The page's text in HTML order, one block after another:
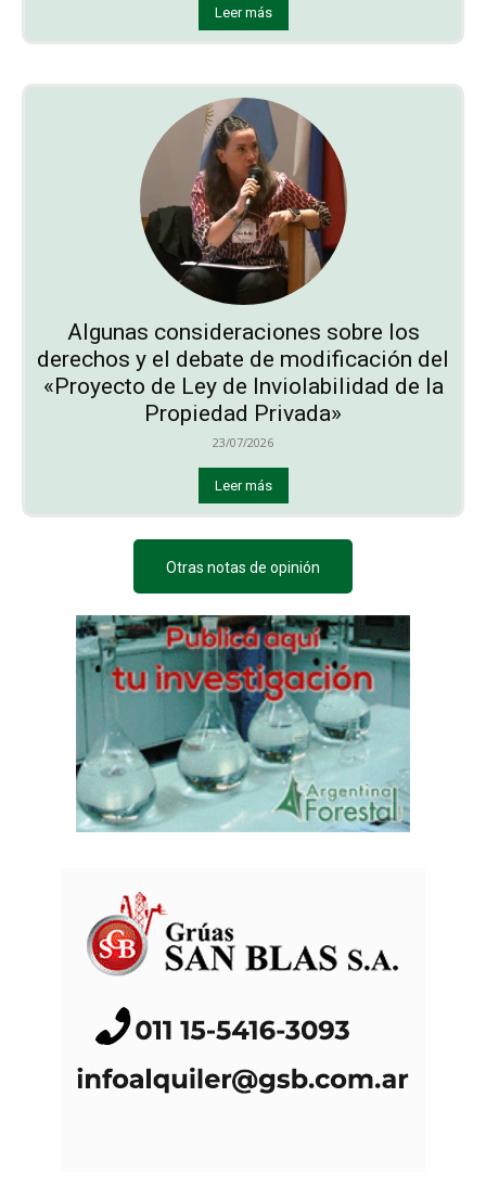
Leer más
Algunas consideraciones sobre los
derechos y el debate de modificación del
«Proyecto de Ley de Inviolabilidad de la
Propiedad Privada»
23/07/2026
Leer más
Otras notas de opinión